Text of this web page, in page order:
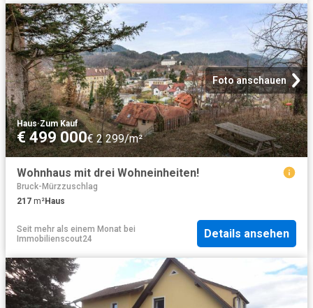
Foto anschauen
Haus·Zum Kauf
€ 499 000€ 2 299/m²
Wohnhaus mit drei Wohneinheiten!
Bruck-Mürzzuschlag
217 m²Haus
Seit mehr als einem Monat bei
Immobilienscout24
Details ansehen